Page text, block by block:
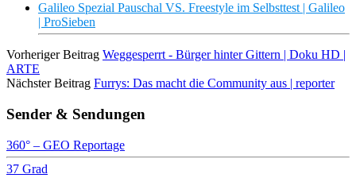
Galileo Spezial Pauschal VS. Freestyle im Selbsttest | Galileo
| ProSieben
Vorheriger Beitrag Weggesperrt - Bürger hinter Gittern | Doku HD |
ARTE
Nächster Beitrag Furrys: Das macht die Community aus | reporter
Sender & Sendungen
360° – GEO Reportage
37 Grad